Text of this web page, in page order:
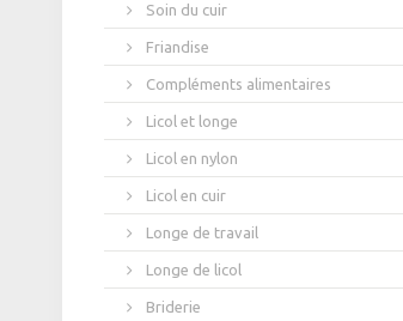
Soin du cuir
Friandise
Compléments alimentaires
Licol et longe
Licol en nylon
Licol en cuir
Longe de travail
Longe de licol
Briderie